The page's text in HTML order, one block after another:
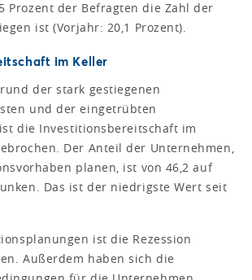
Prozent der Befragten die Zahl der
ist (Vorjahr: 20,1 Prozent).
im Keller
der stark gestiegenen
und der eingetrübten
die Investitionsbereitschaft im
Der Anteil der Unternehmen,
planen, ist von 46,2 auf
Das ist der niedrigste Wert seit
ist die Rezession
Außerdem haben sich die